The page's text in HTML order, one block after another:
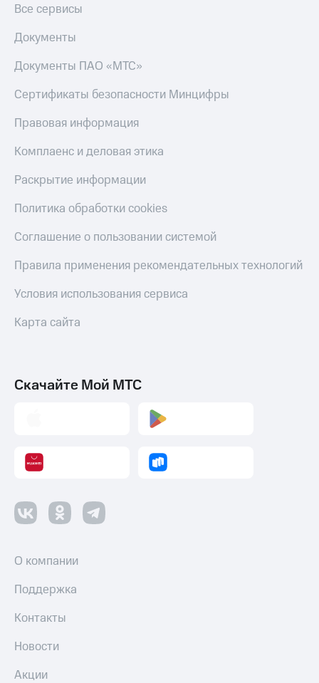
Все сервисы
Документы
Документы ПАО «МТС»
Сертификаты безопасности Минцифры
Правовая информация
Комплаенс и деловая этика
Раскрытие информации
Политика обработки cookies
Соглашение о пользовании системой
Правила применения рекомендательных технологий
Условия использования сервиса
Карта сайта
Скачайте Мой МТС
О компании
Поддержка
Контакты
Новости
Акции